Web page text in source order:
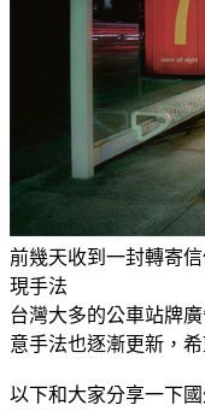
前幾天收到一封轉寄
現手法
台灣大多的公車站牌
意手法也逐漸更新，
以下和大家分享一下